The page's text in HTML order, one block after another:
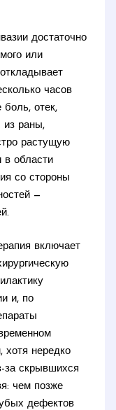
достаточно
или
часов
отек,
из раны,
растущую
в области
со стороны
—
включает
и, по
хотя нередко
за скрывшихся
чем позже
дефектов